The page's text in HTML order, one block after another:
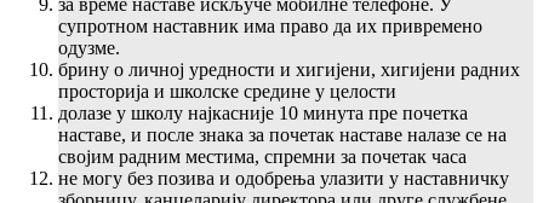
супротном наставник има право да их привремено
одузме.
брину о личној уредности и хигијени, хигијени радних
просторија и школске средине у целости
долазе у школу најкасније 10 минута пре почетка
наставе, и после знака за почетак наставе налазе се на
својим радним местима, спремни за почетак часа
не могу без позива и одобрења улазити у наставничку